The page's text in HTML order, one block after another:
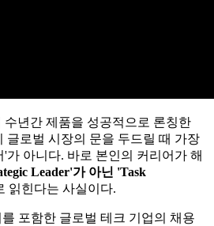
년간 제품을 성공적으로 론칭한
글로벌 시장의 문을 두드릴 때 가장
가 아니다. 바로 본인의 커리어가 해
Leader'가 아닌 'Task
읽힌다는 사실이다.
포함한 글로벌 테크 기업의 채용